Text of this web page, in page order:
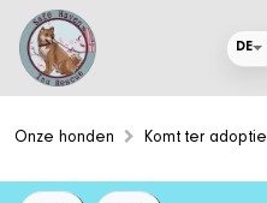
DE
Onze honden Komt ter adoptie